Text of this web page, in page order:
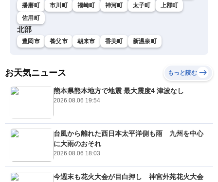
播磨町
市川町 福崎町 神河町 太子町
上郡町
佐用町
北部
豊岡市 養父市 朝来市 香美町 新温泉町
お天気ニュース もっと読む
熊本県熊本地方で地震 最大震度4 津波なし
2026.08.06 19:54
台風から離れた西日本太平洋側も雨 九州を中心
に大雨のおそれ
2026.08.06 18:03
今週末も花火大会が目白押し 神宮外苑花火大会